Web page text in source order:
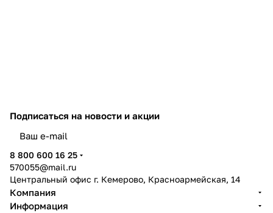
Подписаться на новости и акции
8 800 600 16 25
570055@mail.ru
Центральный офис г. Кемерово, Красноармейская, 14
Компания
Информация